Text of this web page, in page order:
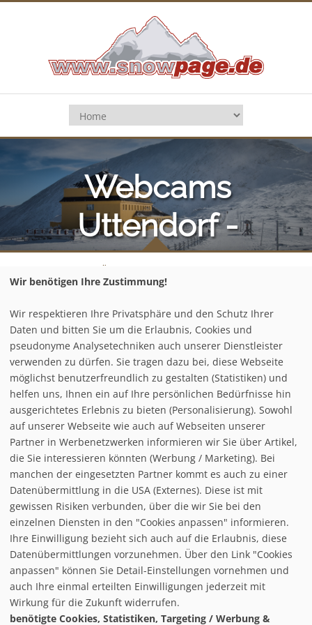
Webcams
Uttendorf -
Weißsee
Uttendorf - Weißsee
follow us on facebook
Home
Datenschutzerklärung
Impressum
Cookie Management
Wir benötigen Ihre Zustimmung!
Wir respektieren Ihre Privatsphäre und den Schutz Ihrer
Daten und bitten Sie um die Erlaubnis, Cookies und
pseudonyme Analysetechniken auch unserer Dienstleister
verwenden zu dürfen. Sie tragen dazu bei, diese Webseite
möglichst benutzerfreundlich zu gestalten (Statistiken) und
helfen uns, Ihnen ein auf Ihre persönlichen Bedürfnisse hin
ausgerichtetes Erlebnis zu bieten (Personalisierung). Sowohl
auf unserer Webseite wie auch auf Webseiten unserer
Partner in Werbenetzwerken informieren wir Sie über Artikel,
die Sie interessieren könnten (Werbung / Marketing). Bei
manchen der eingesetzten Partner kommt es auch zu einer
Datenübermittlung in die USA (Externes). Diese ist mit
gewissen Risiken verbunden, über die wir Sie bei den
einzelnen Diensten in den "Cookies anpassen" informieren.
Ihre Einwilligung bezieht sich auch auf die Erlaubnis, diese
Datenübermittlungen vorzunehmen. Über den Link "Cookies
anpassen" können Sie Detail-Einstellungen vornehmen und
auch Ihre einmal erteilten Einwilligungen jederzeit mit
Wirkung für die Zukunft widerrufen.
benötigte Cookies, Statistiken, Targeting / Werbung &